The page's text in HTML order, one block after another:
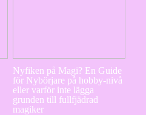
Nyfiken på Magi? En Guide
för Nybörjare på hobby-nivå
eller varför inte lägga
grunden till fullfjädrad
magiker